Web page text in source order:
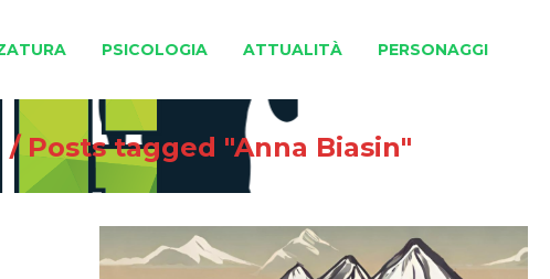
PSICOLOGIA ATTUALITÀ PERSONAGGI
/Posts tagged "Anna Biasin"